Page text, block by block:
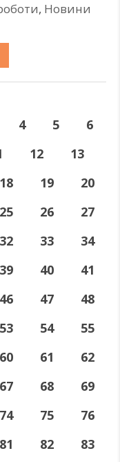
, Новини
4 5
6
12
13
18 19
20
25 26
27
32 33
34
39 40
41
46 47
48
53 54
55
60 61
62
67 68
69
74 75
76
81 82
83